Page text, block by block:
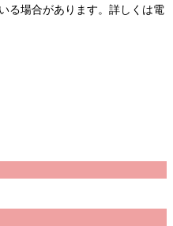
る場合があります。詳しくは電